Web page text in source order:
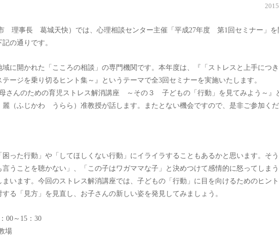
理事長 葛城天快）では、心理相談センター主催「平成27年度 第1回セミナー」を
の通りです。
に開かれた「こころの相談」の専門機関です。本年度は、『「ストレスと上手につ
ージを乗り切るヒント集～』というテーマで全3回セミナーを実施いたします。
さんのための育児ストレス解消講座 ～その３ 子どもの「行動」を見てみよう～』
ふじかわ うらら）准教授が話します。またとない機会ですので、是非ご参加く
った行動」や「してほしくない行動」にイライラすることもあるかと思います。そ
うことを聴かない」、「この子はワガママな子」と決めつけて感情的に怒ってしま
います。今回のストレス解消講座では、子どもの「行動」に目を向けるためのヒン
る「見方」を見直し、お子さんの新しい姿を発見してみましょう。
00～15：30
場